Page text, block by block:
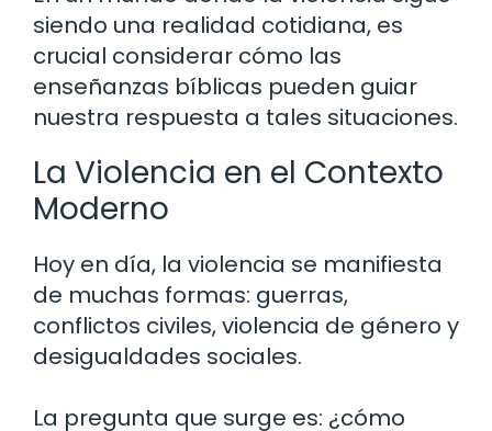
siendo una realidad cotidiana, es
crucial considerar cómo las
enseñanzas bíblicas pueden guiar
nuestra respuesta a tales situaciones.
La Violencia en el Contexto
Moderno
Hoy en día, la violencia se manifiesta
de muchas formas: guerras,
conflictos civiles, violencia de género y
desigualdades sociales.
La pregunta que surge es: ¿cómo